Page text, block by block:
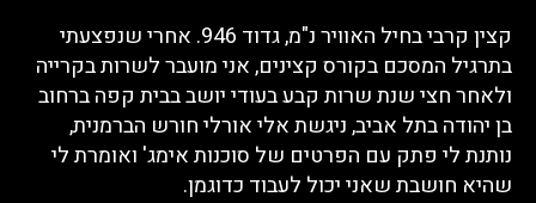
קצין קרבי בחיל האוויר נ"מ, גדוד 946. אחרי שנפצעתי
בתרגיל המסכם בקורס קצינים, אני מועבר לשרות בקרייה
ולאחר חצי שנת שרות קבע בעודי יושב בבית קפה ברחוב
בן יהודה בתל אביב, ניגשת אלי אורלי חורש הברמנית,
נותנת לי פתק עם הפרטים של סוכנות אימג' ואומרת לי
שהיא חושבת שאני יכול לעבוד כדוגמן.